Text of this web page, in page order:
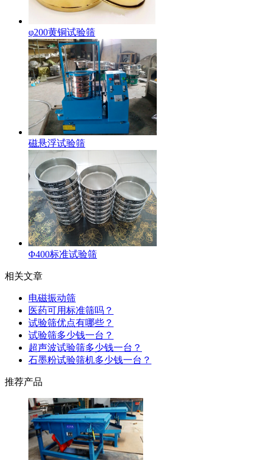
φ200黄铜试验筛
磁悬浮试验筛
Φ400标准试验筛
相关文章
电磁振动筛
医药可用标准筛吗？
试验筛优点有哪些？
试验筛多少钱一台？
超声波试验筛多少钱一台？
石墨粉试验筛机多少钱一台？
推荐产品